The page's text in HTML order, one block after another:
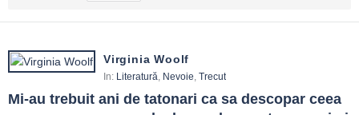
Virginia Woolf
In: Literatură, Nevoie, Trecut
Mi-au trebuit ani de tatonari ca sa descopar ceea